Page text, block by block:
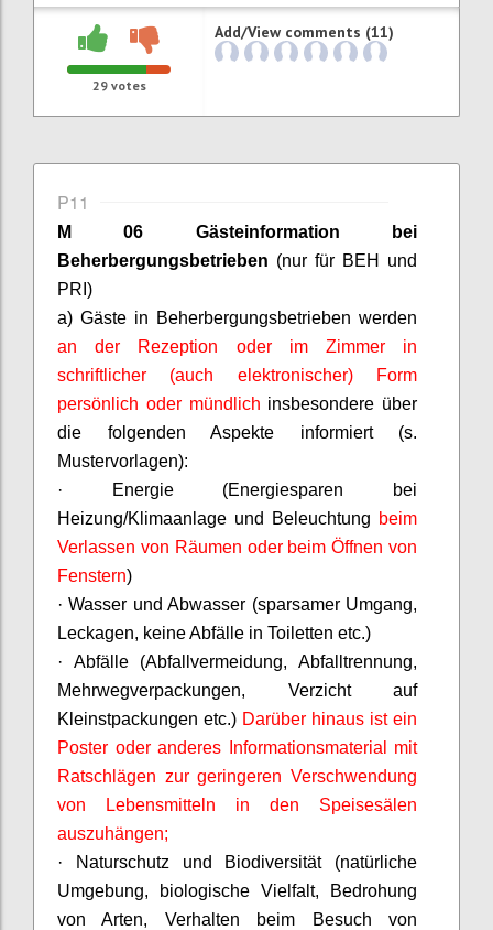
29votes
Add/View comments (11)
P11
M 06 Gästeinformation bei
Beherbergungsbetrieben (nur für BEH und
PRI)
a) Gäste in Beherbergungsbetrieben werden
an der Rezeption oder im Zimmer in
schriftlicher (auch elektronischer) Form
persönlich oder mündlich insbesondere über
die folgenden Aspekte informiert (s.
Mustervorlagen):
· Energie (Energiesparen bei
Heizung/Klimaanlage und Beleuchtung beim
Verlassen von Räumen oder beim Öffnen von
Fenstern)
· Wasser und Abwasser (sparsamer Umgang,
Leckagen, keine Abfälle in Toiletten etc.)
· Abfälle (Abfallvermeidung, Abfalltrennung,
Mehrwegverpackungen, Verzicht auf
Kleinstpackungen etc.) Darüber hinaus ist ein
Poster oder anderes Informationsmaterial mit
Ratschlägen zur geringeren Verschwendung
von Lebensmitteln in den Speisesälen
auszuhängen;
· Naturschutz und Biodiversität (natürliche
Umgebung, biologische Vielfalt, Bedrohung
von Arten, Verhalten beim Besuch von